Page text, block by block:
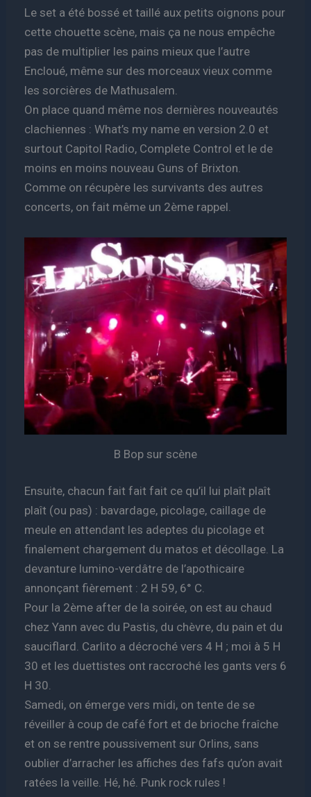
Le set a été bossé et taillé aux petits oignons pour
cette chouette scène, mais ça ne nous empêche
pas de multiplier les pains mieux que l’autre
Encloué, même sur des morceaux vieux comme
les sorcières de Mathusalem.
On place quand même nos dernières nouveautés
clachiennes : What’s my name en version 2.0 et
surtout Capitol Radio, Complete Control et le de
moins en moins nouveau Guns of Brixton.
Comme on récupère les survivants des autres
concerts, on fait même un 2ème rappel.
B Bop sur scène
Ensuite, chacun fait fait fait ce qu’il lui plaît plaît
plaît (ou pas) : bavardage, picolage, caillage de
meule en attendant les adeptes du picolage et
finalement chargement du matos et décollage. La
devanture lumino-verdâtre de l’apothicaire
annonçant fièrement : 2 H 59, 6° C.
Pour la 2ème after de la soirée, on est au chaud
chez Yann avec du Pastis, du chèvre, du pain et du
sauciflard. Carlito a décroché vers 4 H ; moi à 5 H
30 et les duettistes ont raccroché les gants vers 6
H 30.
Samedi, on émerge vers midi, on tente de se
réveiller à coup de café fort et de brioche fraîche
et on se rentre poussivement sur Orlins, sans
oublier d’arracher les affiches des fafs qu’on avait
ratées la veille. Hé, hé. Punk rock rules !